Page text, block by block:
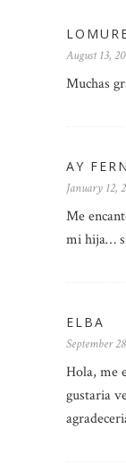
August 13,
Muchas
AY
January 12,
Me
mi hija…
ELBA
September
Hola, me
gustaria